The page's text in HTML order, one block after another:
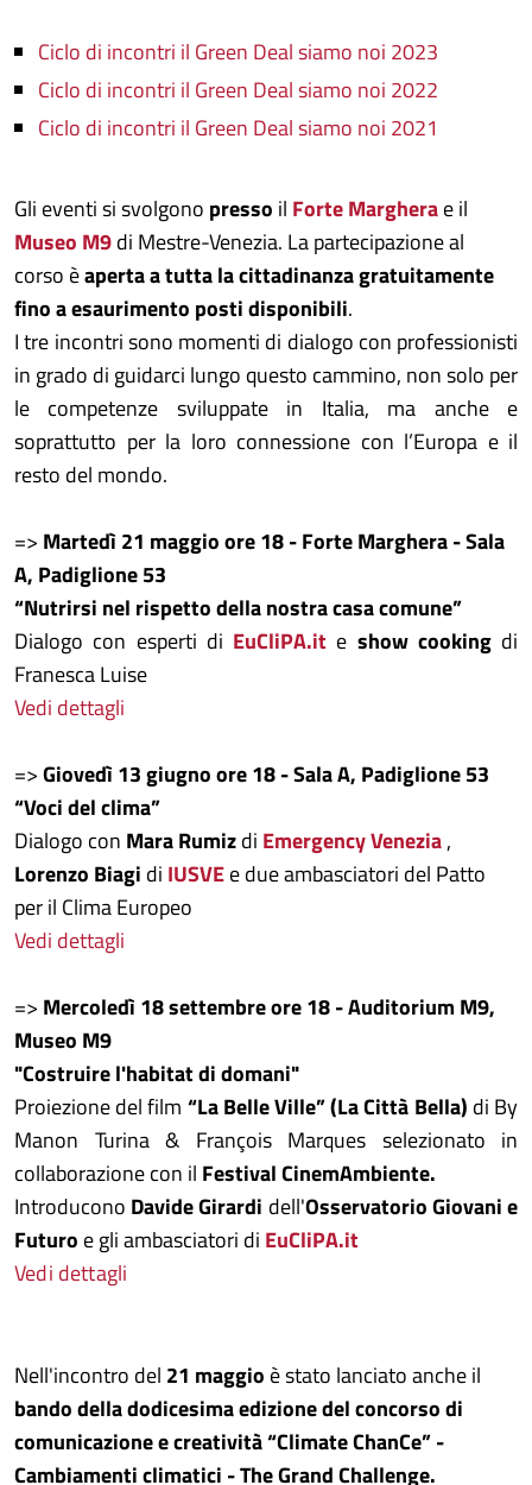
Ciclo di incontri il Green Deal siamo noi 2023
Ciclo di incontri il Green Deal siamo noi 2022
Ciclo di incontri il Green Deal siamo noi 2021
Gli eventi si svolgono presso il Forte Margherae il
Museo M9di Mestre-Venezia. La partecipazione al
corso èaperta a tutta la cittadinanza gratuitamente
fino a esaurimento posti disponibili.
I tre incontri sono momenti di dialogo con professionisti
in grado di guidarci lungo questo cammino, non solo per
le competenze sviluppate in Italia, ma anche e
soprattutto per la loro connessione con l’Europa e il
resto del mondo.
=> Martedì 21 maggio ore 18 - Forte Marghera - Sala
A, Padiglione 53
“Nutrirsi nel rispetto della nostra casa comune”
Dialogo con esperti di EuCliPA.it e show cookingdi
Franesca Luise
Vedi dettagli
=>Giovedì 13 giugno ore 18 - Sala A, Padiglione 53
“Voci del clima”
Dialogo con Mara Rumizdi Emergency Venezia,
Lorenzo Biagi di IUSVEe due ambasciatori del Patto
per il Clima Europeo
Vedi dettagli
=> Mercoledì 18 settembre ore 18 - Auditorium M9,
Museo M9
"Costruire l'habitat di domani"
Proiezione del film “La Belle Ville” (La Città Bella) di By
Manon Turina & François Marques selezionato in
collaborazione con il Festival CinemAmbiente.
Introducono Davide Girardi dell'Osservatorio Giovani e
Futuro e gli ambasciatori di EuCliPA.it
Vedi dettagli
Nell'incontro del 21 maggio è stato lanciato anche il
bando della dodicesima edizione del concorso di
comunicazione e creatività “Climate ChanCe” -
Cambiamenti climatici - The Grand Challenge.